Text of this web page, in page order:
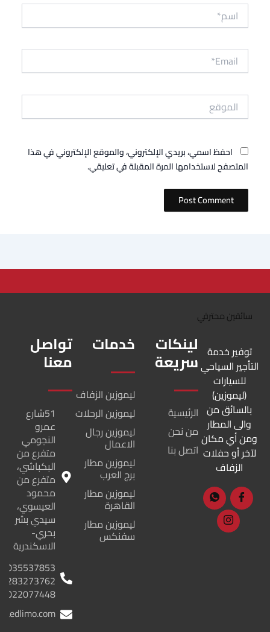
اسم*
Email*
الموقع
احفظ اسمي، بريدي الإلكتروني، والموقع الإلكتروني في هذا
المتصفح لاستخدامها المرة المقبلة في تعليقي.
توفير خدمة
التأجير السياحي
للسيارات
(ليموزين)
بالسائق من
والى المطار
ومن أي مكان
لآخر أو حفلات
الزفاف
لينكات
سريعة
الرئيسية
من نحن
اتصل بنا
خدمات
ليموزين الزفاف
ليموزين الرحلات
ليموزين رجال
الاعمال
ليموزين مطار
برج العرب
ليموزين مطار
القاهرة
ليموزين مطار
سفنكس
تواصل
معنا
51شارع
عمرو
النجومي
متفرع من
البكباشي،
متفرع من
محمود
العيسوي،
سيدي بشر
بحري-
الاسكندرية
035537853